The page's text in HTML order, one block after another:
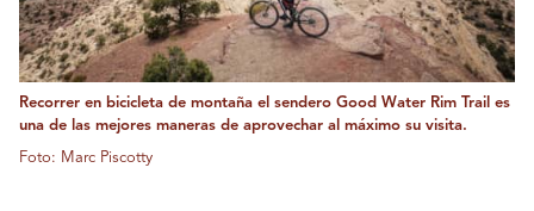
Recorrer en bicicleta de montaña el sendero Good Water Rim Trail es
una de las mejores maneras de aprovechar al máximo su visita.
Foto: Marc Piscotty